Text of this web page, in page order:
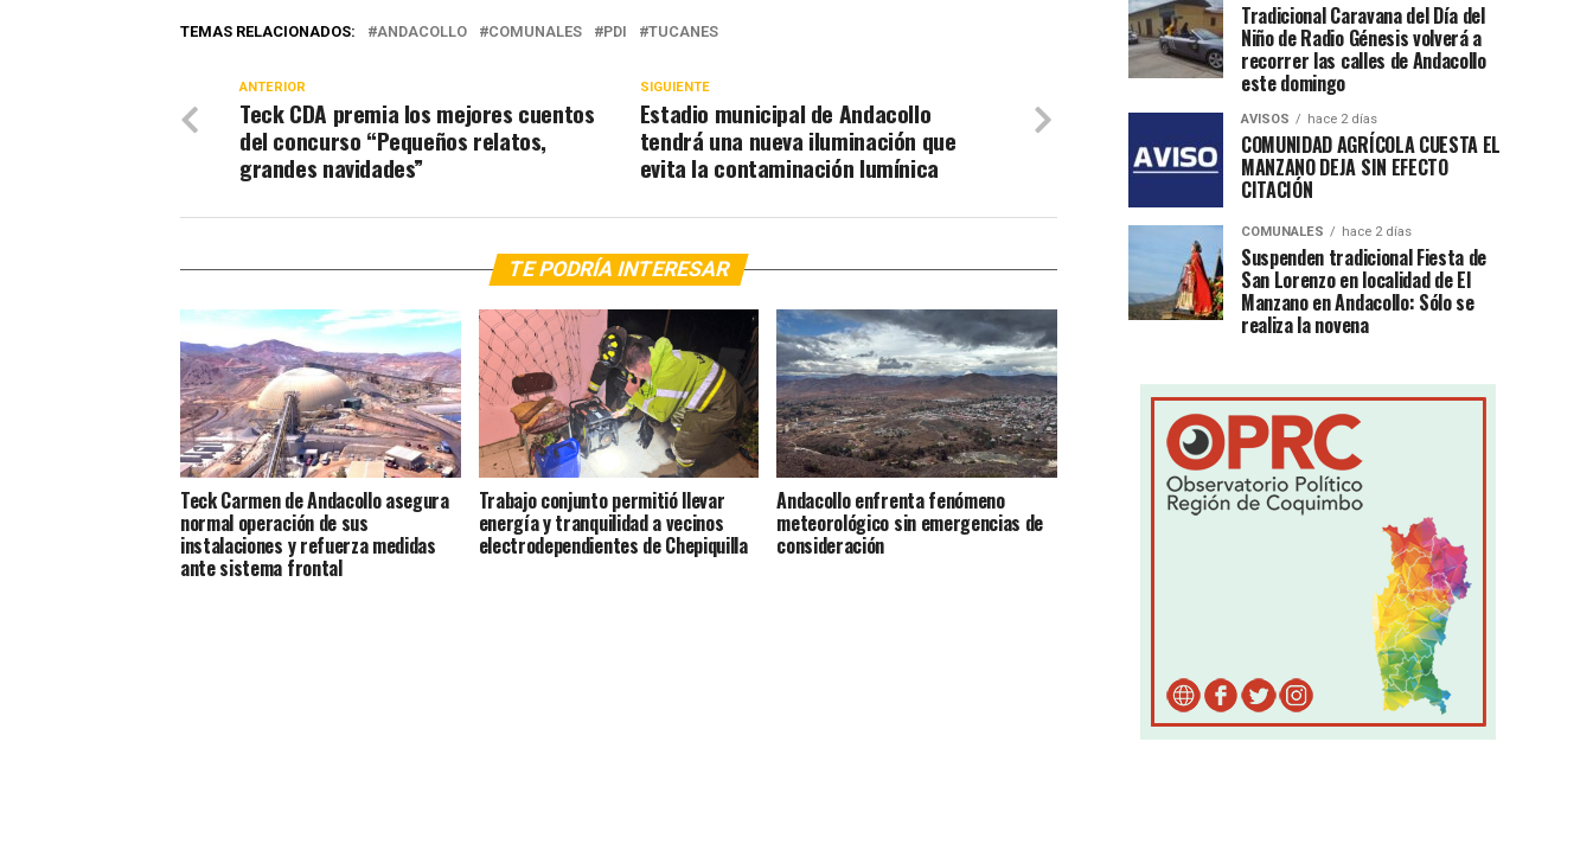
TEMAS RELACIONADOS: ANDACOLLO COMUNALES PDI TUCANES
SIGUIENTE
Estadio municipal de Andacollo
tendrá una nueva iluminación que
evita la contaminación lumínica
ANTERIOR
Teck CDA premia los mejores cuentos
del concurso “Pequeños relatos,
grandes navidades”
TE PODRÍA INTERESAR
Teck Carmen de Andacollo asegura
normal operación de sus
instalaciones y refuerza medidas
ante sistema frontal
Trabajo conjunto permitió llevar
energía y tranquilidad a vecinos
electrodependientes de Chepiquilla
Andacollo enfrenta fenómeno
meteorológico sin emergencias de
consideración
Tradicional Caravana del Día del
Niño de Radio Génesis volverá a
recorrer las calles de Andacollo
este domingo
AVISOS hace 2 días
COMUNIDAD AGRÍCOLA CUESTA EL
MANZANO DEJA SIN EFECTO
CITACIÓN
COMUNALES hace 2 días
Suspenden tradicional Fiesta de
San Lorenzo en localidad de El
Manzano en Andacollo: Sólo se
realiza la novena